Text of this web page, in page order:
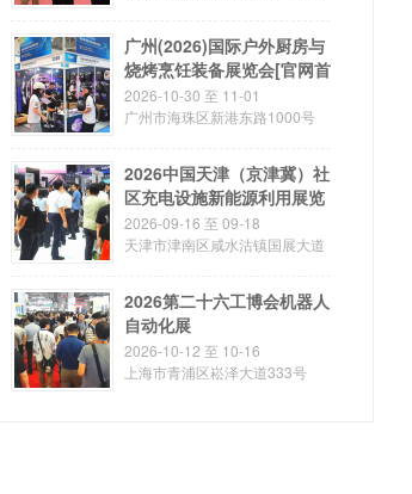
广州(2026)国际户外厨房与
烧烤烹饪装备展览会[官网首
页]
2026-10-30 至 11-01
广州市海珠区新港东路1000号
2026中国天津（京津冀）社
区充电设施新能源利用展览
会
2026-09-16 至 09-18
天津市津南区咸水沽镇国展大道
2026第二十六工博会机器人
自动化展
2026-10-12 至 10-16
上海市青浦区崧泽大道333号